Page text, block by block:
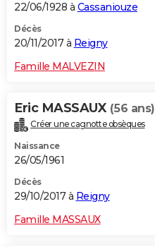
22/06/1928 à Cassaniouze
Décès
20/11/2017 à Reigny
Famille MALVEZIN
Eric MASSAUX (56 ans)
Créer une cagnotte obsèques
Naissance
26/05/1961
Décès
29/10/2017 à Reigny
Famille MASSAUX